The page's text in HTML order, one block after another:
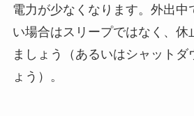
電力が少なくなります。外出中
い場合はスリープではなく、休
ましょう（あるいはシャットダ
ょう）。